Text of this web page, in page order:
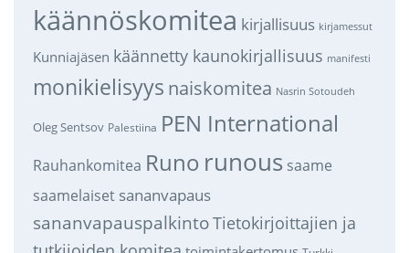
käännöskomitea kirjallisuus kirjamessut
Kunniajäsen käännetty kaunokirjallisuus manifesti
monikielisyys naiskomitea Nasrin Sotoudeh
Oleg Sentsov Palestiina PEN International
Rauhankomitea Runo runous saame
saamelaiset sananvapaus
sananvapauspalkintoTietokirjoittajien ja